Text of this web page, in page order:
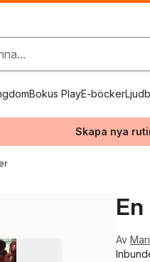
Bokus PlayE-böcker
Skapa nya
Av